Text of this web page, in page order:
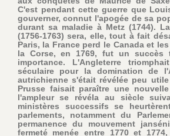
C'est pendant cette guerre que
gouverner, connut l'apogée de sa
durant sa maladie à Metz (1744).
(1756-1763) sera, elle, tout à fait
Paris, la France perd le Canada et
la Corse, en 1769, fut un succès
importance. L'Angleterre
séculaire pour la domination de
autrichienne s'était révélée peu
Prusse faisait paraître une
l'ampleur se révéla au siècle
ministères successifs se
parlements, notamment du
permanence du mouvement
fermeté menée entre 1770 et